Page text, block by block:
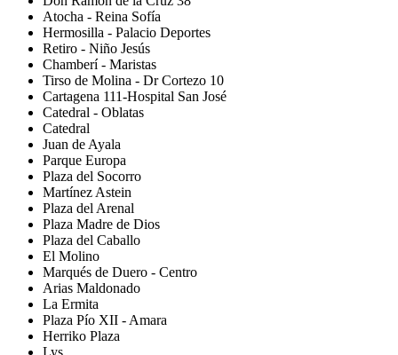
Atocha - Reina Sofía
Hermosilla - Palacio Deportes
Retiro - Niño Jesús
Chamberí - Maristas
Tirso de Molina - Dr Cortezo 10
Cartagena 111-Hospital San José
Catedral - Oblatas
Catedral
Juan de Ayala
Parque Europa
Plaza del Socorro
Martínez Astein
Plaza del Arenal
Plaza Madre de Dios
Plaza del Caballo
El Molino
Marqués de Duero - Centro
Arias Maldonado
La Ermita
Plaza Pío XII - Amara
Herriko Plaza
Lys